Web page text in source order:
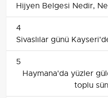
Hijyen Belgesi Nedir,
4
Sivaslılar günü
5
Haymana'da yüzler
toplu